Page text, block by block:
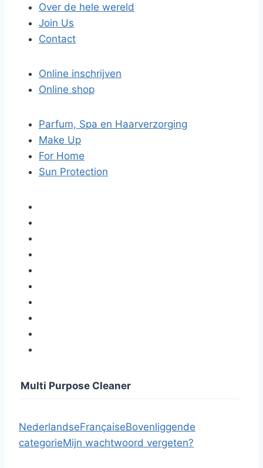
Over de hele wereld
Join Us
Contact
Online inschrijven
Online shop
Parfum, Spa en Haarverzorging
Make Up
For Home
Sun Protection
Multi Purpose Cleaner
NederlandseFrançaiseBovenliggende
categorieMijn wachtwoord vergeten?